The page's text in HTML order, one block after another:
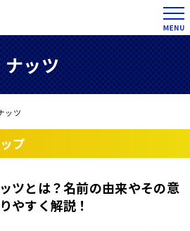
ナッツ
ッツ
プ
ツとは？名前の由来やその意
やすく解説！